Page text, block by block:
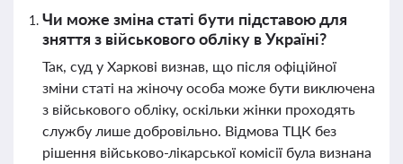
Чи може зміна статі бути підставою для
зняття з військового обліку в Україні?
Так, суд у Харкові визнав, що після офіційної
зміни статі на жіночу особа може бути виключена
з військового обліку, оскільки жінки проходять
службу лише добровільно. Відмова ТЦК без
рішення військово-лікарської комісії була визнана